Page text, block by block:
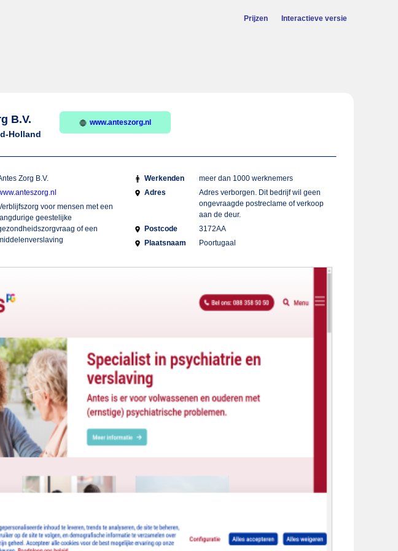
Prijzen Interactieve versie
B.V.
Holland
www.anteszorg.nl
Zorg B.V.
voor mensen met een
langdurige geestelijke
of een
Werkenden
meer dan 1000 werknemers
Adres
Adres verborgen. Dit bedrijf wil geen
ongevraagde postreclame of verkoop
aan de deur.
Postcode
3172AA
Plaatsnaam
Poortugaal